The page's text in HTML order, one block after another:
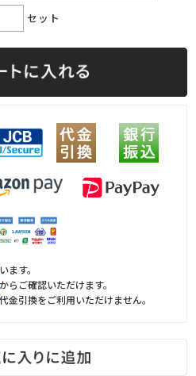
セット
ます。
からご確認いただけます。
金引換をご利用いただけません。